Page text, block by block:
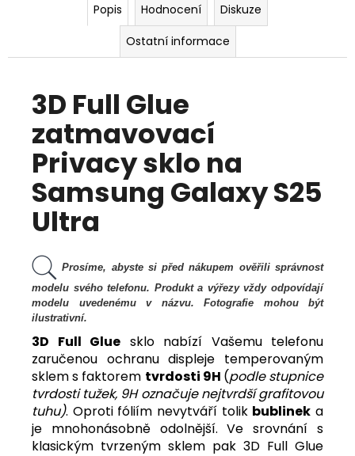
Popis Hodnocení
Diskuze
Ostatní informace
3D Full Glue
zatmavovací
Privacy sklo na
Samsung Galaxy S25
Ultra
Prosíme, abyste si před nákupem ověřili správnost
modelu svého telefonu. Produkt a výřezy vždy odpovídají
modelu uvedenému v názvu. Fotografie mohou být
ilustrativní.
3D Full Glue sklo nabízí Vašemu telefonu
zaručenou ochranu displeje temperovaným
sklem s faktorem tvrdosti 9H (podle stupnice
tvrdosti tužek, 9H označuje nejtvrdší grafitovou
tuhu). Oproti fóliím nevytváří tolik bublinek a
je mnohonásobně odolnější. Ve srovnání s
klasickým tvrzeným sklem pak 3D Full Glue